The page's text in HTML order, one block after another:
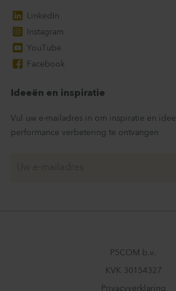
LinkedIn
Instagram
YouTube
Facebook
Ideeën en inspiratie
Vul uw e-mailadres in om inspiratie en
performance verbetering te ontvangen
P5COM b.v.
KVK 30154327
Privacyverklaring